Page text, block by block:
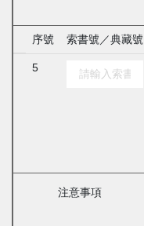
序號 索書號／典藏號
5
注意事項